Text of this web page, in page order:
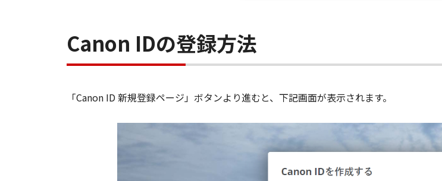
Canon IDの登録方法
「Canon ID 新規登録ページ」ボタンより進むと、下記画面が表示されます。